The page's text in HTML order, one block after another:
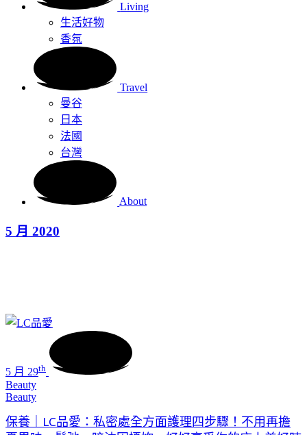
Living
生活好物
香氛
Travel
曼谷
日本
法國
台灣
About
5 月 2020
5 月 29th
Beauty
Beauty
保養｜LC品愛：私密處全方面護理四步驟！不用再擔